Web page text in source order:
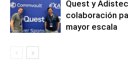
Quest y
colaboración
mayor escala